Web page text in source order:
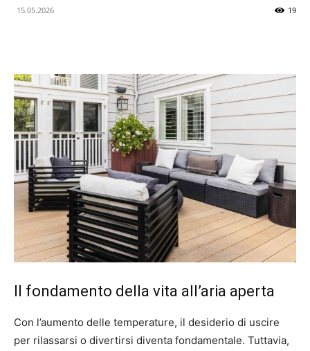
15.05.2026 19
Il fondamento della vita all’aria aperta
Con l’aumento delle temperature, il desiderio di uscire
per rilassarsi o divertirsi diventa fondamentale. Tuttavia,